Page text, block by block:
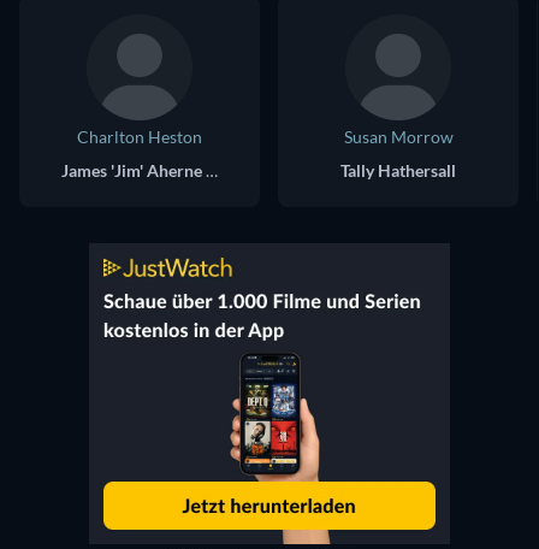
Charlton Heston
James 'Jim' Aherne Jr. / War Bonnet
Susan Morrow
Tally Hathersall